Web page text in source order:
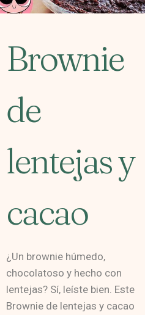
Brownie
de
lentejas y
cacao
¿Un brownie húmedo,
chocolatoso y hecho con
lentejas? Sí, leíste bien. Este
Brownie de lentejas y cacao